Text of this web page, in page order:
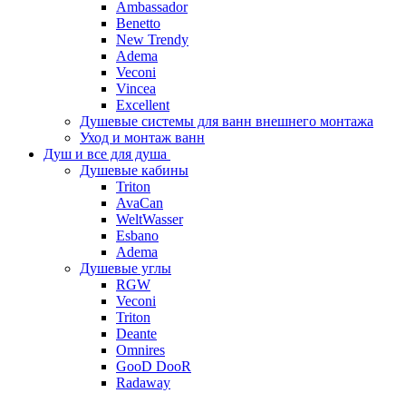
Ambassador
Benetto
New Trendy
Adema
Veconi
Vincea
Excellent
Душевые системы для ванн внешнего монтажа
Уход и монтаж ванн
Душ и все для душа
Душевые кабины
Triton
AvaCan
WeltWasser
Esbano
Adema
Душевые углы
RGW
Veconi
Triton
Deante
Omnires
GooD DooR
Radaway